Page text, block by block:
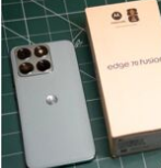
thêm một lựa chọn
người dùng Việt.